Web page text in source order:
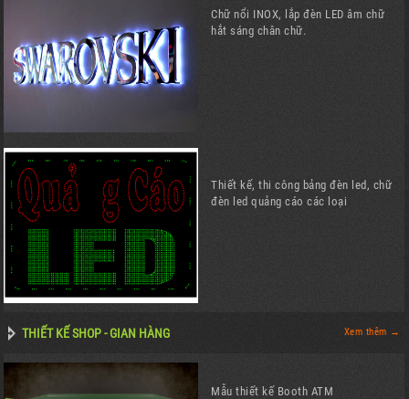
Chữ nổi INOX, lắp đèn LED âm chữ
hắt sáng chân chữ.
Thiết kế, thi công bảng đèn led, chữ
đèn led quảng cáo các loại
THIẾT KẾ SHOP - GIAN HÀNG Xem thêm →
Mẫu thiết kế Booth ATM